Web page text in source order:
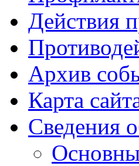
Действия
Архив
Карта
Сведения